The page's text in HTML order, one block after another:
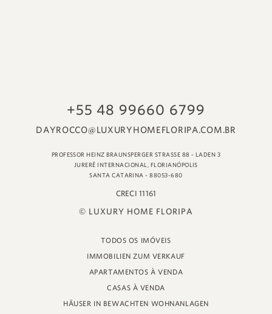
PROFESSOR HEINZ BRAUNSPERGER STRASSE 88 - LADEN 3
JURERÊ INTERNACIONAL, FLORIANÓPOLIS
SANTA CATARINA - 88053-680
© LUXURY HOME FLORIPA
TODOS OS IMÓVEIS
IMMOBILIEN ZUM VERKAUF
APARTAMENTOS À VENDA
CASAS À VENDA
HÄUSER IN BEWACHTEN WOHNANLAGEN